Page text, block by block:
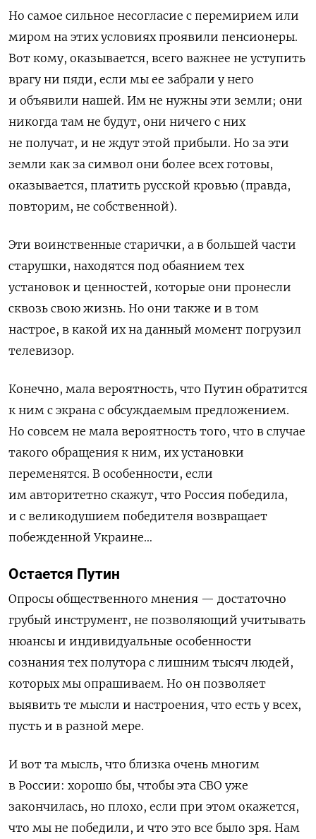
Но самое сильное несогласие с перемирием или
миром на этих условиях проявили пенсионеры.
Вот кому, оказывается, всего важнее не уступить
врагу ни пяди, если мы ее забрали у него
и объявили нашей. Им не нужны эти земли; они
никогда там не будут, они ничего с них
не получат, и не ждут этой прибыли. Но за эти
земли как за символ они более всех готовы,
оказывается, платить русской кровью (правда,
повторим, не собственной).
Эти воинственные старички, а в большей части
старушки, находятся под обаянием тех
установок и ценностей, которые они пронесли
сквозь свою жизнь. Но они также и в том
настрое, в какой их на данный момент погрузил
телевизор.
Конечно, мала вероятность, что Путин обратится
к ним с экрана с обсуждаемым предложением.
Но совсем не мала вероятность того, что в случае
такого обращения к ним, их установки
переменятся. В особенности, если
им авторитетно скажут, что Россия победила,
и с великодушием победителя возвращает
побежденной Украине…
Остается Путин
Опросы общественного мнения — достаточно
грубый инструмент, не позволяющий учитывать
нюансы и индивидуальные особенности
сознания тех полутора с лишним тысяч людей,
которых мы опрашиваем. Но он позволяет
выявить те мысли и настроения, что есть у всех,
пусть и в разной мере.
И вот та мысль, что близка очень многим
в России: хорошо бы, чтобы эта СВО уже
закончилась, но плохо, если при этом окажется,
что мы не победили, и что это все было зря. Нам